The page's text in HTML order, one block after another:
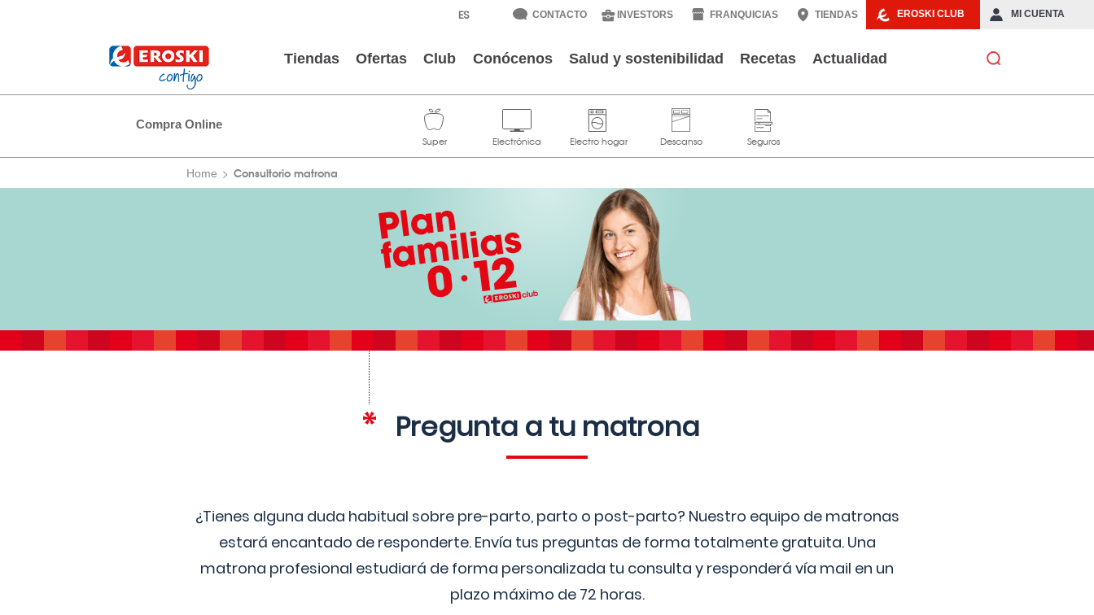
EROSKI CLUB MI CUENTA
CONTACTO INVESTORS FRANQUICIAS TIENDAS
Tiendas Ofertas Club Conócenos Salud y sostenibilidad Recetas Actualidad
Compra Online
Home Consultorio matrona
Pregunta a tu matrona
¿Tienes alguna duda habitual sobre pre-parto, parto o post-parto? Nuestro equipo de matronas
estará encantado de responderte. Envía tus preguntas de forma totalmente gratuita. Una
matrona profesional estudiará de forma personalizada tu consulta y responderá vía mail en un
plazo máximo de 72 horas.